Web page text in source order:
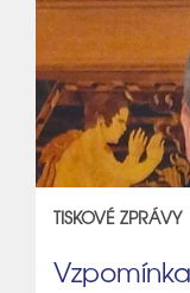
TISKOVÉ ZPRÁVY